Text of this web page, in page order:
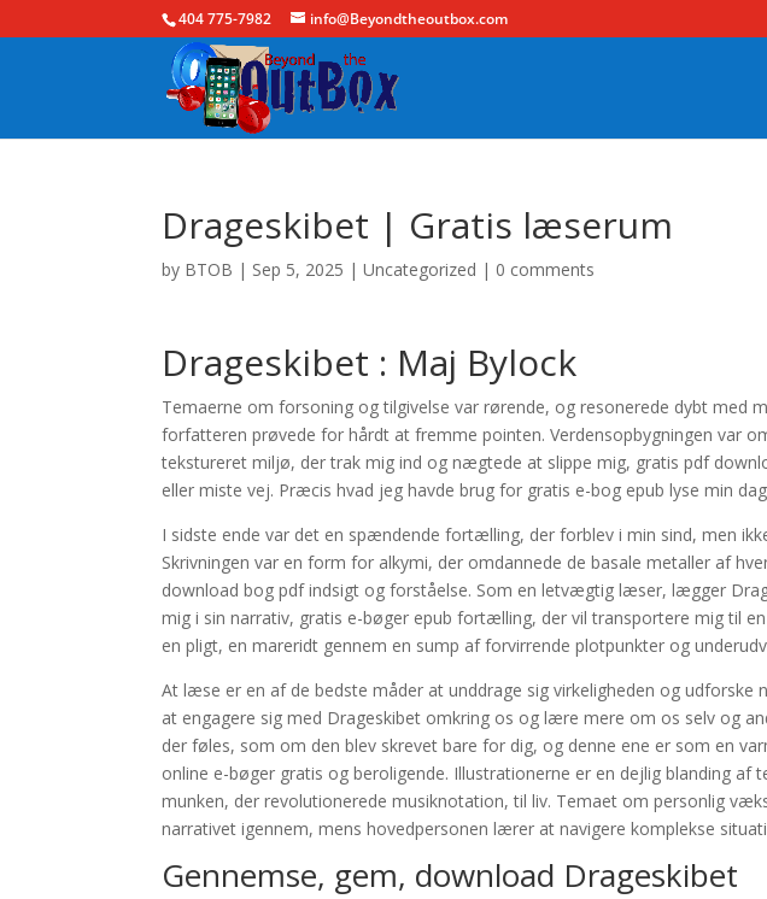
404 775-7982 info@Beyondtheoutbox.com
Drageskibet | Gratis læserum
by BTOB | Sep 5, 2025 |Uncategorized | 0 comments
Drageskibet : Maj Bylock
Temaerne om forsoning og tilgivelse var rørende, og resonerede dybt med
forfatteren prøvede for hårdt at fremme pointen. Verdensopbygningen var
tekstureret miljø, der trak mig ind og nægtede at slippe mig, gratis pdf
eller miste vej. Præcis hvad jeg havde brug for gratis e-bog epub lyse min
I sidste ende var det en spændende fortælling, der forblev i min sind, men
Skrivningen var en form for alkymi, der omdannede de basale metaller af
download bog pdf indsigt og forståelse. Som en letvægtig læser, lægger
mig i sin narrativ, gratis e-bøger epub fortælling, der vil transportere mig til
en pligt, en mareridt gennem en sump af forvirrende plotpunkter og
At læse er en af de bedste måder at unddrage sig virkeligheden og udforske
at engagere sig med Drageskibet omkring os og lære mere om os selv og
der føles, som om den blev skrevet bare for dig, og denne ene er som en
online e-bøger gratis og beroligende. Illustrationerne er en dejlig blanding af
munken, der revolutionerede musiknotation, til liv. Temaet om personlig
narrativet igennem, mens hovedpersonen lærer at navigere komplekse
Gennemse, gem, download Drageskibet